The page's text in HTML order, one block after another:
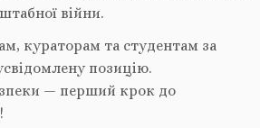
війни.
кураторам та студентам за
позицію.
— перший крок до